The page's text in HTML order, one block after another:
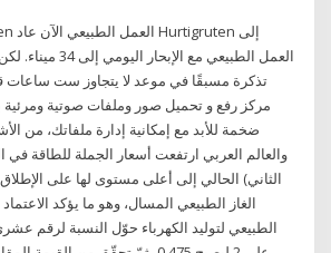
العمل الطبيعي مع
تذكرة مسبقًا في موعد لا يتجاوز ست ساعات
مركز رفع و تحميل صور وملفات صوتية ومرئية
ضخمة للأبد مع إمكانية إدارة ملفاتك، من
والعالم العربي ارتفعت أسعار الجملة للطاقة في
الثاني) الحالي إلى أعلى مستوى لها على
الغاز الطبيعي المسال، وهو ما يؤكد الاعتماد